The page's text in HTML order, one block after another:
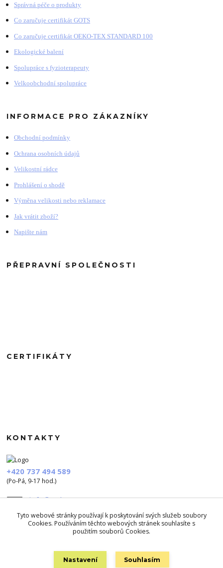
Správná péče o produkty
Co zaručuje certifikát GOTS
Co zaručuje certifikát OEKO-TEX STANDARD 100
Ekologické balení
Spolupráce s fyzioterapeuty
Velkoobchodní spolupráce
INFORMACE PRO ZÁKAZNÍKY
Obchodní podmínky
Ochrana osobních údajů
Velikostní rádce
Prohlášení o shodě
Výměna velikosti nebo reklamace
Jak vrátit zboží?
Napište nám
PŘEPRAVNÍ SPOLEČNOSTI
CERTIFIKÁTY
KONTAKTY
+420 737 494 589
(Po-Pá, 9-17 hod.)
info@polezu.cz
Tyto webové stránky používají k poskytování svých služeb soubory
Cookies. Používáním těchto webových stránek souhlasíte s
použitím souborů Cookies.
Nastavení Souhlasím